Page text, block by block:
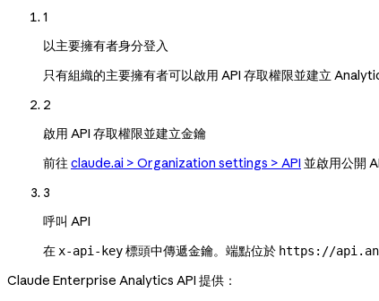
1
以主要擁有者身分登入
只有組織的主要擁有者可以啟用 API 存取權限並建立
2
啟用 API 存取權限並建立金鑰
前往 claude.ai > Organization settings > API 並啟用公開
3
呼叫 API
在x-api-key標頭中傳遞金鑰。端點位於 https://
Claude Enterprise Analytics API 提供：